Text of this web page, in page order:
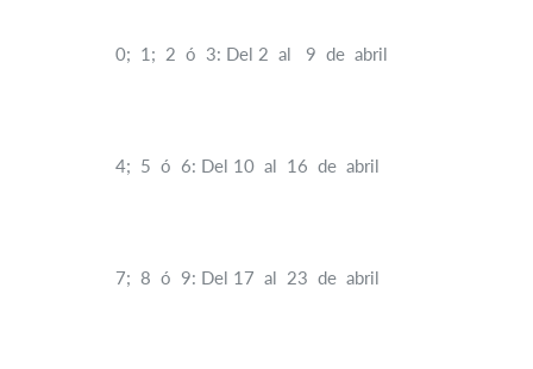
0; 1; 2 ó 3: Del 2 al 9 de abril
4; 5 ó 6: Del 10 al 16 de abril
7; 8 ó 9: Del 17 al 23 de abril